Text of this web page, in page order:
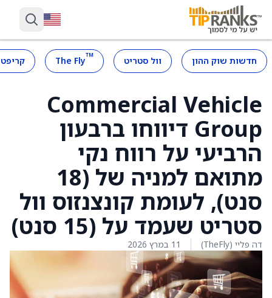
חדשות שוק ההון וול סטריט ™
The Fly
Commercial Vehicle
Group דיווחו ברבעון
הרביעי על רווח נקי
מתואם למניה של (18
סנט), לעומת קונצנזוס וול
סטריט שעמד על (15 סנט)
דה פליי (TheFly) 11 במרץ 2026